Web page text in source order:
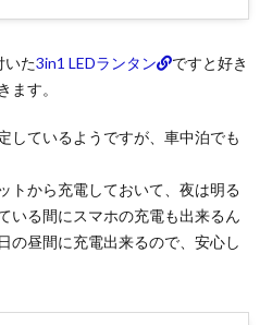
いた3in1 LEDランタン
ですと好き
ます。
しているようですが、車中泊でも
トから充電しておいて、夜は明る
いる間にスマホの充電も出来るん
の昼間に充電出来るので、安心し